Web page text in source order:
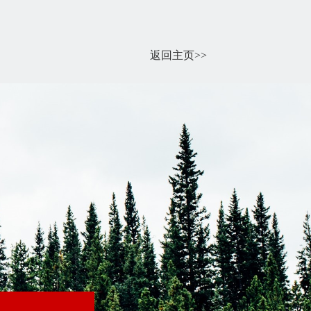
返回主页>>